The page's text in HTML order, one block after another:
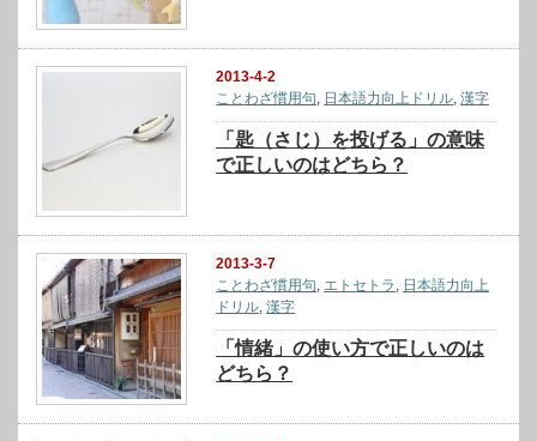
2013-4-2
ことわざ慣用句, 日本語力向上ドリル,漢字
「匙（さじ）を投げる」の意味
で正しいのはどちら？
2013-3-7
ことわざ慣用句, エトセトラ , 日本語力向上
ドリル,漢字
「情緒」の使い方で正しいのは
どちら？